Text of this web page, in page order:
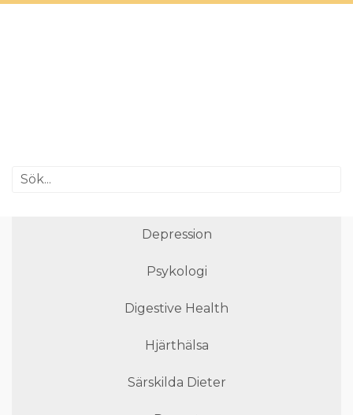
Depression
Psykologi
Digestive Health
Hjärthälsa
Särskilda Dieter